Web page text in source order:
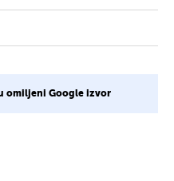
omiljeni Google izvor